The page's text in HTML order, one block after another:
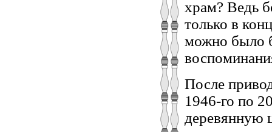
храм? Ведь
только в
можно было
После
1946-го по
деревянную